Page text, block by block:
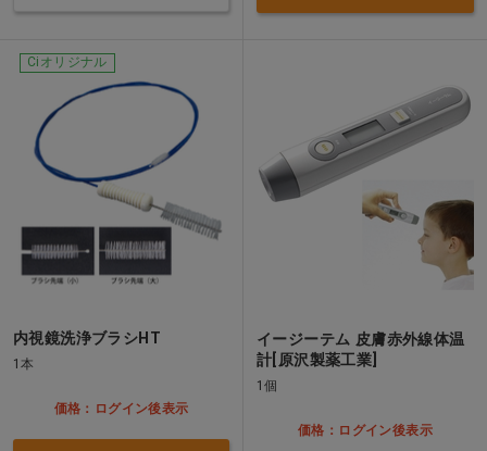
Ciオリジナル
内視鏡洗浄ブラシHT
1本
価格：ログイン後表示
イージーテム 皮膚赤外線体温
計[原沢製薬工業]
1個
価格：ログイン後表示